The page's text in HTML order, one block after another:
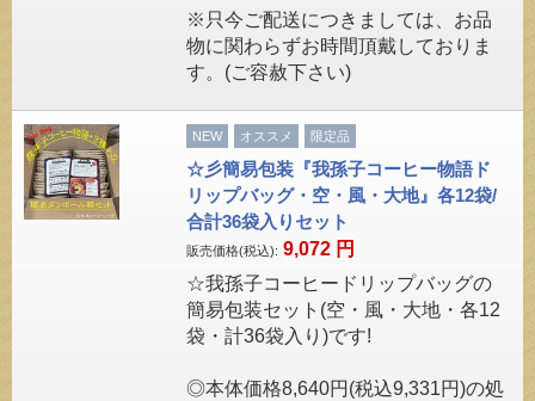
※只今ご配送につきましては、お品
物に関わらずお時間頂戴しておりま
す。(ご容赦下さい)
NEW オススメ 限定品
☆彡簡易包装『我孫子コーヒー物語ド
リップバッグ・空・風・大地』各12袋/
合計36袋入りセット
販売価格(税込): 9,072 円
☆我孫子コーヒードリップバッグの
簡易包装セット(空・風・大地・各12
袋・計36袋入り)です!
◎本体価格8,640円(税込9,331円)の処